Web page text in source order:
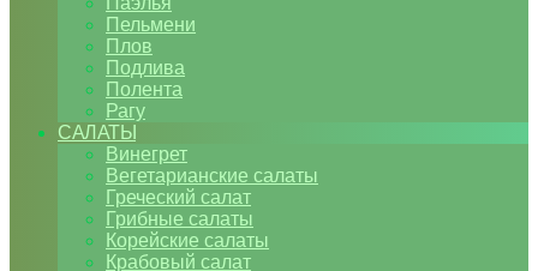
Пельмени
Плов
Подлива
Полента
Рагу
САЛАТЫ
Винегрет
Вегетарианские салаты
Греческий салат
Грибные салаты
Корейские салаты
Крабовый салат